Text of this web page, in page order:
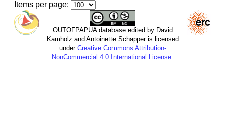
Items per page:
OUTOFPAPUA database edited by David
Kamholz and Antoinette Schapper is licensed
under Creative Commons Attribution-
NonCommercial 4.0 International License.